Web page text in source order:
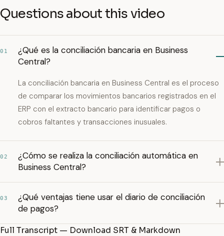
Questions about this video
01
¿Qué es la conciliación bancaria en Business
Central?
La conciliación bancaria en Business Central es el proceso
de comparar los movimientos bancarios registrados en el
ERP con el extracto bancario para identificar pagos o
cobros faltantes y transacciones inusuales.
02
¿Cómo se realiza la conciliación automática en
Business Central?
03
¿Qué ventajas tiene usar el diario de conciliación
de pagos?
Full Transcript — Download SRT & Markdown